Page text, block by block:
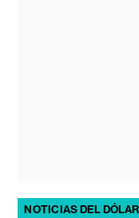
NOTICIAS DEL